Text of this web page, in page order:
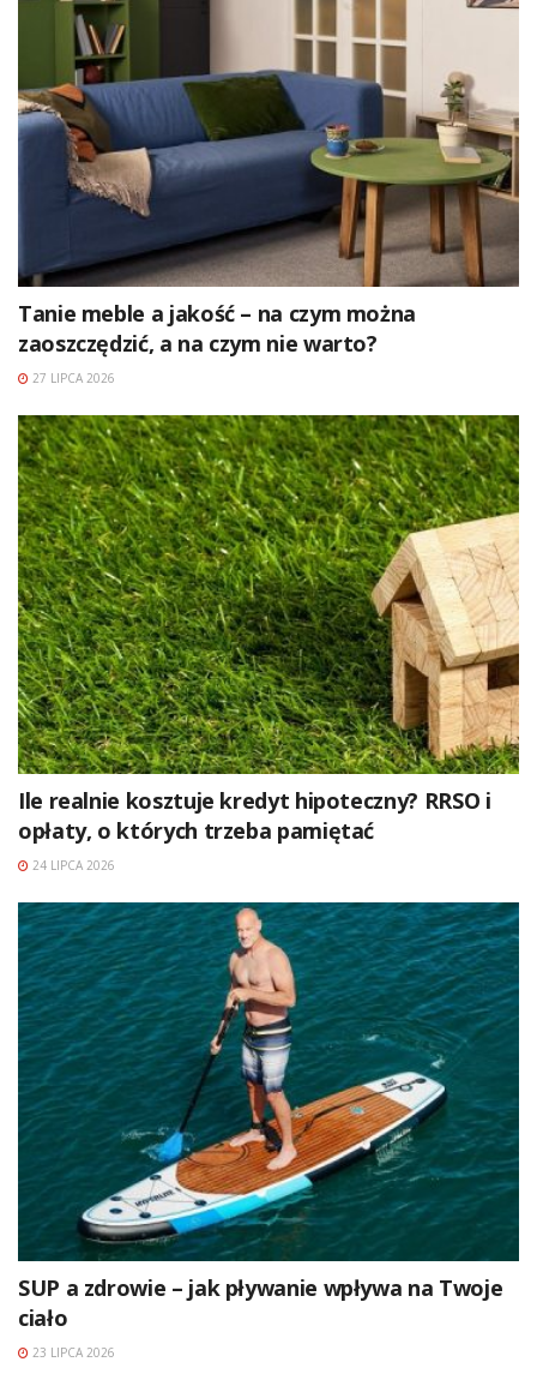
Tanie meble a jakość – na czym można
zaoszczędzić, a na czym nie warto?
27 LIPCA 2026
Ile realnie kosztuje kredyt hipoteczny? RRSO i
opłaty, o których trzeba pamiętać
24 LIPCA 2026
SUP a zdrowie – jak pływanie wpływa na Twoje
ciało
23 LIPCA 2026